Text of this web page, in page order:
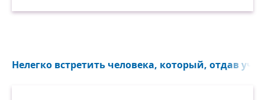
Нелегко встретить человека, который, отдав